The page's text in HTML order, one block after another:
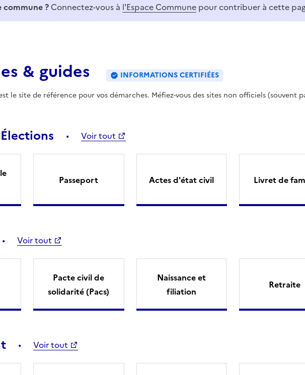
commune ? Connectez-vous à l'Espace Commune pour contribuer à cette
& guides
INFORMATIONS CERTIFIÉES
le site de référence pour vos démarches. Méfiez-vous des sites non officiels (souvent
Voir tout
Passeport Actes d'état civil Livret de
Voir tout
Pacte civil de
solidarité (Pacs)
Naissance et
filiation
Retraite
Voir tout